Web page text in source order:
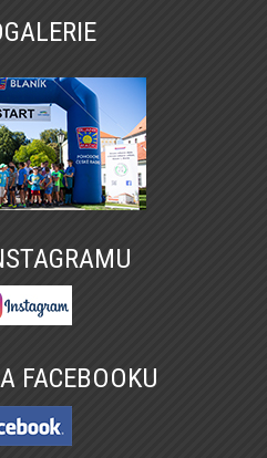
FACEBOOKU